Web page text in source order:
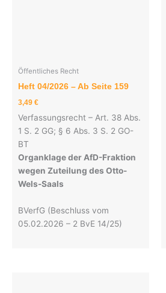
Öffentliches Recht
Heft 04/2026 – Ab Seite 159
3,49 €
Verfassungsrecht – Art. 38 Abs.
1 S. 2 GG; § 6 Abs. 3 S. 2 GO-
BT
Organklage der AfD-Fraktion
wegen Zuteilung des Otto-
Wels-Saals
BVerfG (Beschluss vom
05.02.2026 – 2 BvE 14/25)